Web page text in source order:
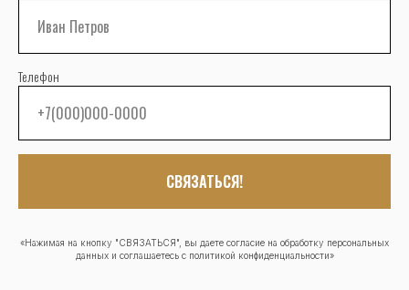
Телефон
СВЯЗАТЬСЯ!
«Нажимая на кнопку "СВЯЗАТЬСЯ", вы даете согласие на обработку персональных
данных и соглашаетесь c политикой конфиденциальности»